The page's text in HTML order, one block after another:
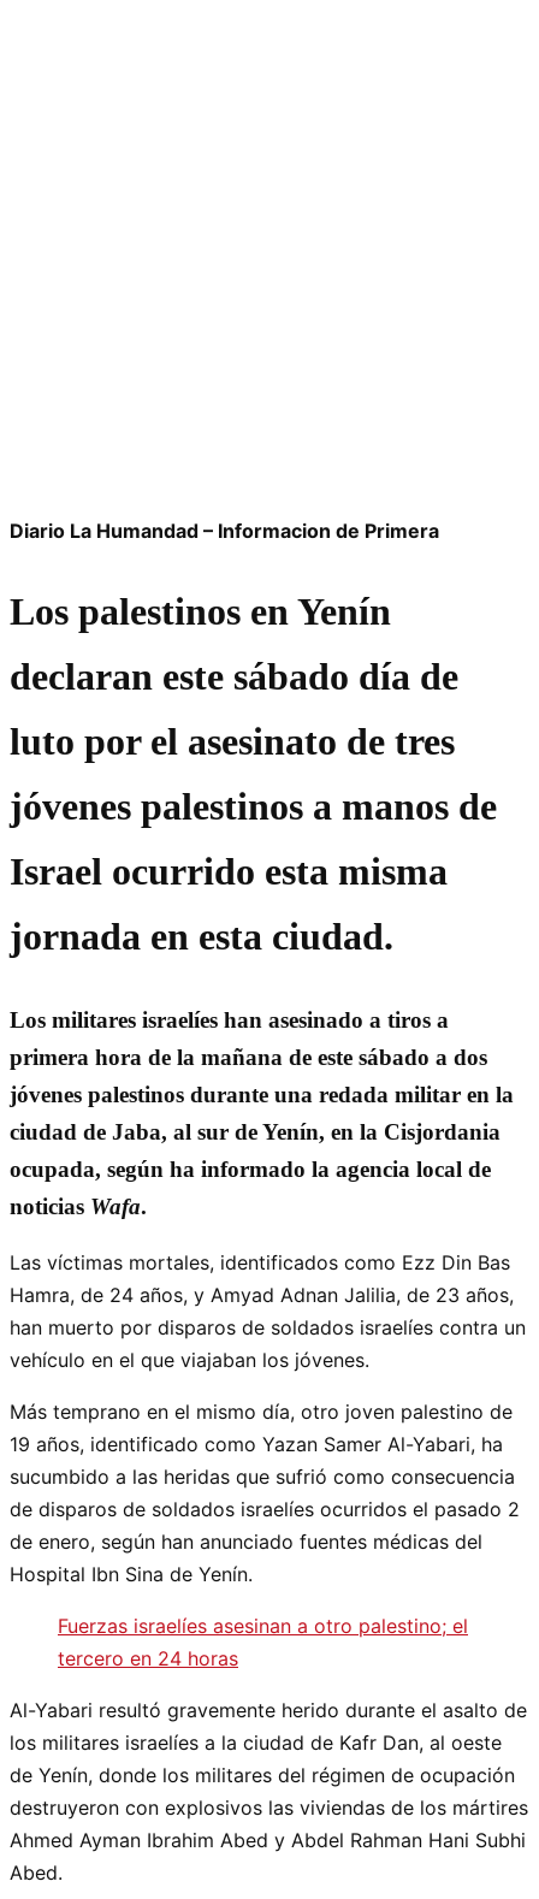
Diario La Humandad – Informacion de Primera
Los palestinos en Yenín
declaran este sábado día de
luto por el asesinato de tres
jóvenes palestinos a manos de
Israel ocurrido esta misma
jornada en esta ciudad.
Los militares israelíes han asesinado a tiros a
primera hora de la mañana de este sábado a dos
jóvenes palestinos durante una redada militar en la
ciudad de Jaba, al sur de Yenín, en la Cisjordania
ocupada, según ha informado la agencia local de
noticias Wafa.
Las víctimas mortales, identificados como Ezz Din Bas
Hamra, de 24 años, y Amyad Adnan Jalilia, de 23 años,
han muerto por disparos de soldados israelíes contra un
vehículo en el que viajaban los jóvenes.
Más temprano en el mismo día, otro joven palestino de
19 años, identificado como Yazan Samer Al-Yabari, ha
sucumbido a las heridas que sufrió como consecuencia
de disparos de soldados israelíes ocurridos el pasado 2
de enero, según han anunciado fuentes médicas del
Hospital Ibn Sina de Yenín.
Fuerzas israelíes asesinan a otro palestino; el
tercero en 24 horas
Al-Yabari resultó gravemente herido durante el asalto de
los militares israelíes a la ciudad de Kafr Dan, al oeste
de Yenín, donde los militares del régimen de ocupación
destruyeron con explosivos las viviendas de los mártires
Ahmed Ayman Ibrahim Abed y Abdel Rahman Hani Subhi
Abed.